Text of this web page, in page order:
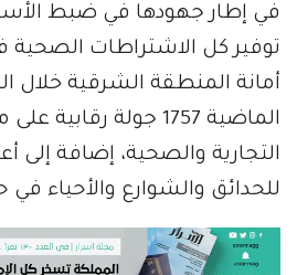
في إطار جهودها في ضبط
توفير كل الاشتراطات الصحية
أمانة المنطقة الشرقية خلال
الماضية 1757 جولة
التجارية والصحية، إضافة إلى
للحدائق والشوارع والأحياء في